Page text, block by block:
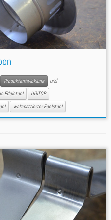
Produktentwicklung
und
Edelstahl
UGITOP
walzmattierter Edelstahl